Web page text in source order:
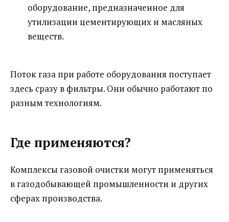
оборудование, предназначенное для
утилизации цементирующих и масляных
веществ.
Поток газа при работе оборудования поступает
здесь сразу в фильтры. Они обычно работают по
разным технологиям.
Где применяются?
Комплексы газовой очистки могут применяться
в газодобывающей промышленности и других
сферах производства.